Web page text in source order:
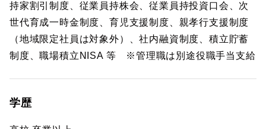
持家割引制度、従業員持株会、従業員持投資口会、次
世代育成一時金制度、育児支援制度、親孝行支援制度
（地域限定社員は対象外）、社内融資制度、積立貯蓄
制度、職場積立NISA 等 ※管理職は別途役職手当支給
学歴